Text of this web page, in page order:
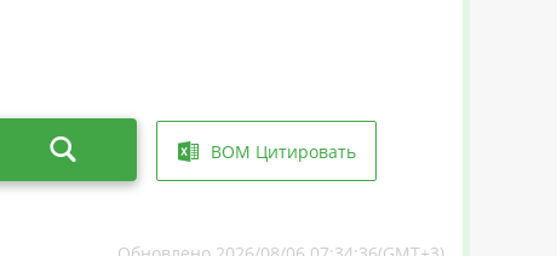
BOM Цитировать